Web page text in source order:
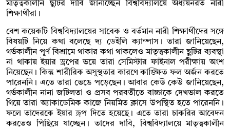
মাতৃত্বকালীন ছুটির দাবি জানাচ্ছেন বিশ্ববিদ্যালয়ে অধ্যয়নরত নারী
শিক্ষার্থীরা।
বেশ কয়েকটি বিশ্ববিদ্যালয়ের সাবেক ও বর্তমান নারী শিক্ষার্থীদের সঙ্গে
বিষয়টি নিয়ে কথা বলেছে দ্য ডেইলি ক্যাম্পাস। তারা জানিয়েছেন,
গর্ভকালীন পূর্ণ বিশ্রামে থাকার কথা থাকলেও মাতৃত্বকালীন ছুটির ব্যবস্থা
না থাকায় ইয়ার ড্রপের ভয়ে তারা সেমিস্টার ফাইনাল পরীক্ষায় অংশ
নিয়েছেন। কিন্তু শারীরিক অসুস্থতার কারণে কাঙ্ক্ষিত ফল অর্জন করতে
পারেননি। এতে তারা ভেঙে পড়েছেন। আবার কেউ কেউ জানিয়েছেন,
গর্ভকালীন নানা জটিলতা ও প্রসব পরবর্তীতে বাচ্চাকে দেখভাল করতে
গিয়ে তারা অ্যাকাডেমিক কাজে নিয়মিত ক্লাসে উপস্থিত হতে পারেননি।
ফলে তাদেরকে ইয়ার ড্রপ দিতে হয়েছে। এতে তারা চাকরির আবেদন
করতেও পিছিয়ে যাচ্ছেন। তাদের দাবি, বিশ্ববিদ্যালয়ে মাতৃত্বকালীন